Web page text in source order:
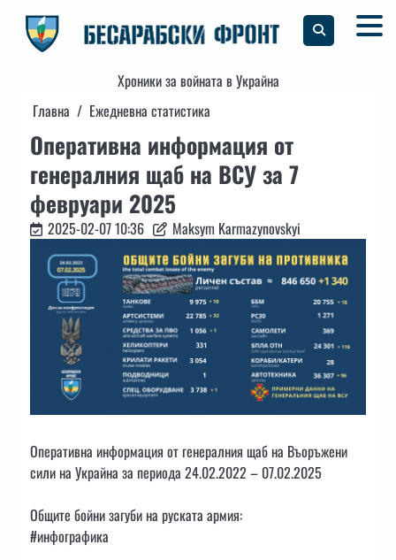
content
Хроники за войната в Украйна
Главна
Ежедневна статистика
Оперативна информация от
генералния щаб на ВСУ за 7
февруари 2025
2025-02-07 10:36 Maksym Karmazynovskyi
Оперативна информация от генералния щаб на Въоръжени
сили на Украйна за периода 24.02.2022 – 07.02.2025
Общите бойни загуби на руската армия:
#инфографика